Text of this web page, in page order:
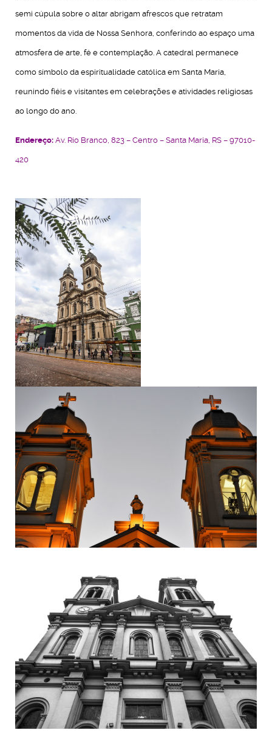
semi cúpula sobre o altar abrigam afrescos que retratam
momentos da vida de Nossa Senhora, conferindo ao espaço uma
atmosfera de arte, fé e contemplação. A catedral permanece
como símbolo da espiritualidade católica em Santa Maria,
reunindo fiéis e visitantes em celebrações e atividades religiosas
ao longo do ano.
Endereço: Av. Rio Branco, 823 – Centro – Santa Maria, RS – 97010-
420